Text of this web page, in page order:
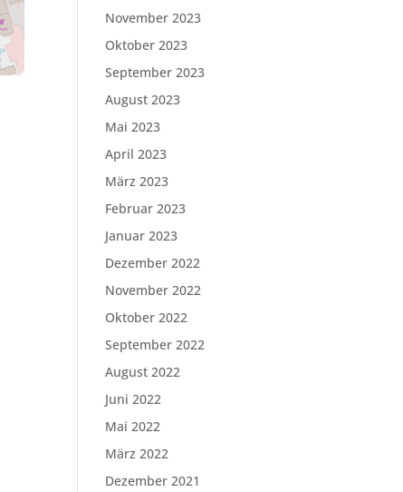
November 2023
Oktober 2023
September 2023
August 2023
Mai 2023
April 2023
März 2023
Februar 2023
Januar 2023
Dezember 2022
November 2022
Oktober 2022
September 2022
August 2022
Juni 2022
Mai 2022
März 2022
Dezember 2021